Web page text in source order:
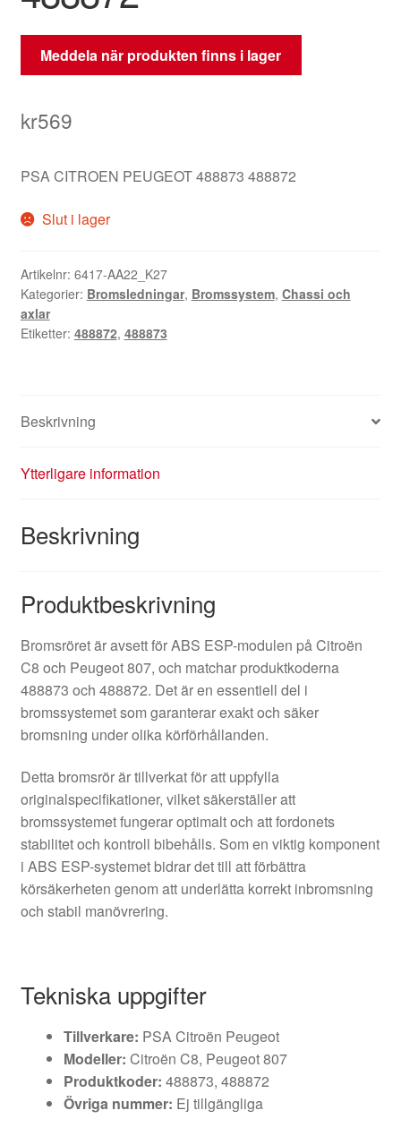
Meddela när produkten finns i lager
kr569
PSA CITROEN PEUGEOT 488873 488872
Slut i lager
Artikelnr: 6417-AA22_K27
Kategorier: Bromsledningar, Bromssystem, Chassi och
axlar
Etiketter: 488872, 488873
Beskrivning
Ytterligare information
Beskrivning
Produktbeskrivning
Bromsröret är avsett för ABS ESP-modulen på Citroën
C8 och Peugeot 807, och matchar produktkoderna
488873 och 488872. Det är en essentiell del i
bromssystemet som garanterar exakt och säker
bromsning under olika körförhållanden.
Detta bromsrör är tillverkat för att uppfylla
originalspecifikationer, vilket säkerställer att
bromssystemet fungerar optimalt och att fordonets
stabilitet och kontroll bibehålls. Som en viktig komponent
i ABS ESP-systemet bidrar det till att förbättra
körsäkerheten genom att underlätta korrekt inbromsning
och stabil manövrering.
Tekniska uppgifter
Tillverkare: PSA Citroën Peugeot
Modeller: Citroën C8, Peugeot 807
Produktkoder: 488873, 488872
Övriga nummer: Ej tillgängliga